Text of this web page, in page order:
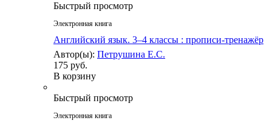
Быстрый просмотр
Электронная книга
Английский язык. 3–4 классы : прописи-тренажёр
Автор(ы): Петрушина Е.С.
175 руб.
В корзину
Быстрый просмотр
Электронная книга